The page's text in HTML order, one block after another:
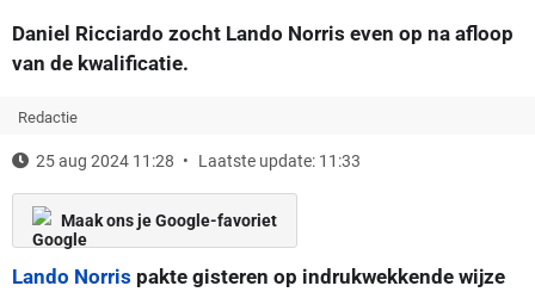
Daniel Ricciardo zocht Lando Norris even op na afloop
van de kwalificatie.
Redactie
25 aug 2024 11:28 Laatste update: 11:33
Maak ons je Google-favoriet
Lando Norris pakte gisteren op indrukwekkende wijze